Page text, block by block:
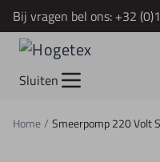
Bij vragen bel ons: +32
Ga naar de inhoud
Sluiten
Home/ Smeerpomp 220 Volt